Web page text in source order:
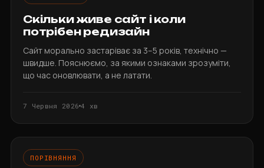
Скільки живе сайт і коли
потрібен редизайн
Сайт морально застаріває за 3–5 років, технічно —
швидше. Пояснюємо, за якими ознаками зрозуміти,
що час оновлювати, а не латати.
7 Червня 2026 4 хв
ПОРІВНЯННЯ